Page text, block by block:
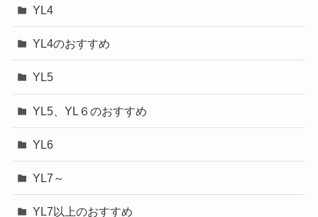
YL4
YL4のおすすめ
YL5
YL5、YL６のおすすめ
YL6
YL7～
YL7以上のおすすめ